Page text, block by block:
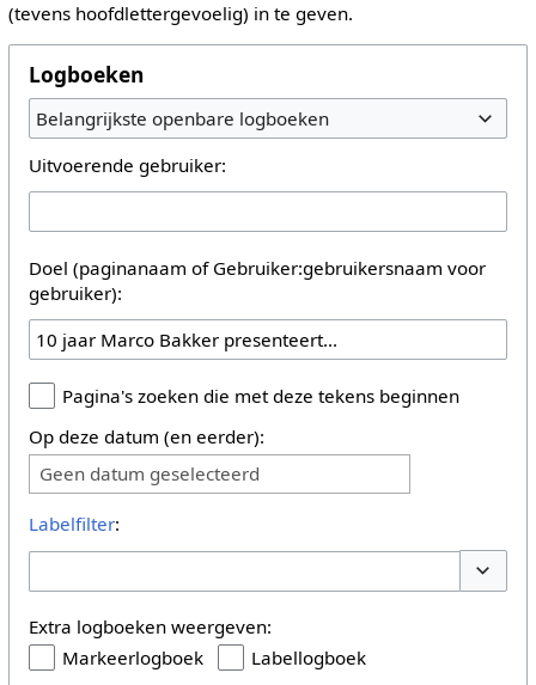
(tevens hoofdlettergevoelig) in te geven.
Logboeken
Belangrijkste openbare logboeken
Uitvoerende gebruiker:
Doel (paginanaam of Gebruiker:gebruikersnaam voor
gebruiker):
Pagina's zoeken die met deze tekens beginnen
Op deze datum (en eerder):
Geen datum geselecteerd
Labelfilter:
Extra logboeken weergeven:
Markeerlogboek
Labellogboek